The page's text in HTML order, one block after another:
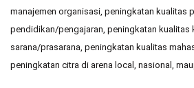
manajemen organisasi, peningkatan kualitas
pendidikan/pengajaran, peningkatan kualitas
sarana/prasarana, peningkatan kualitas
peningkatan citra di arena local, nasional,